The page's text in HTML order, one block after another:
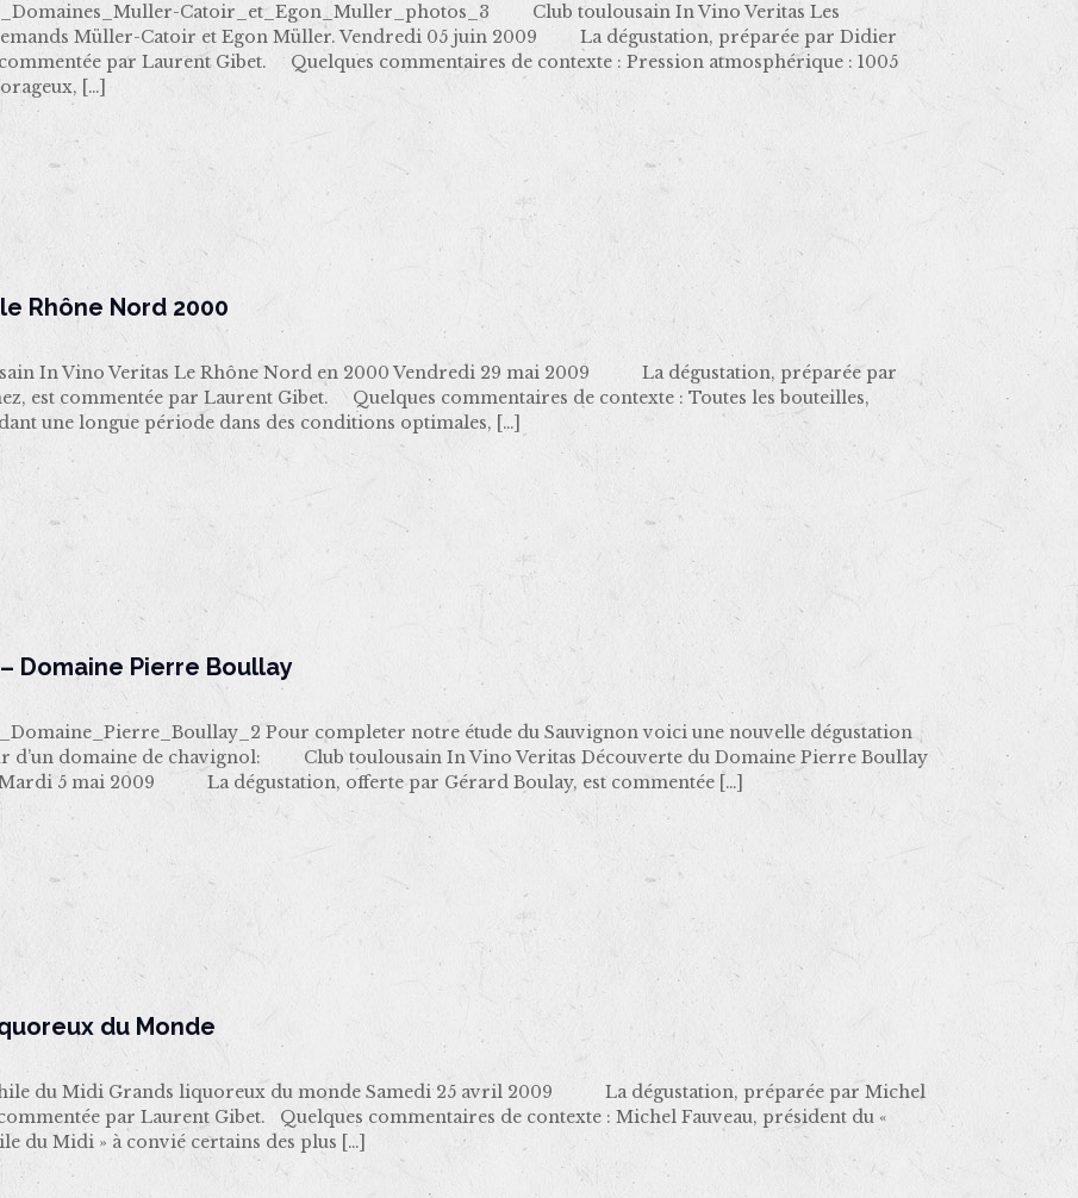
Catoir_et_Egon_Muller_photos_3 Club toulousain In Vino Veritas Les
Müller-Catoir et Egon Müller. Vendredi 05 juin 2009 La dégustation, préparée par Didier
commentée par Laurent Gibet. Quelques commentaires de contexte : Pression atmosphérique : 1005
[…]
Rhône Nord 2000
In Vino Veritas Le Rhône Nord en 2000 Vendredi 29 mai 2009 La dégustation, préparée par
est commentée par Laurent Gibet. Quelques commentaires de contexte : Toutes les bouteilles,
une longue période dans des conditions optimales, […]
Domaine Pierre Boullay
Pour completer notre étude du Sauvignon voici une nouvelle dégustation
d’un domaine de chavignol: Club toulousain In Vino Veritas Découverte du Domaine Pierre Boullay
5 mai 2009 La dégustation, offerte par Gérard Boulay, est commentée […]
du Monde
du Midi Grands liquoreux du monde Samedi 25 avril 2009 La dégustation, préparée par Michel
par Laurent Gibet. Quelques commentaires de contexte : Michel Fauveau, président du «
du Midi » à convié certains des plus […]